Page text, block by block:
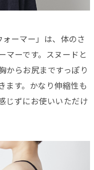
ーマー」は、体のさ
マーです。スヌードと
からお尻まですっぽり
ます。かなり伸縮性も
じずにお使いいただけ